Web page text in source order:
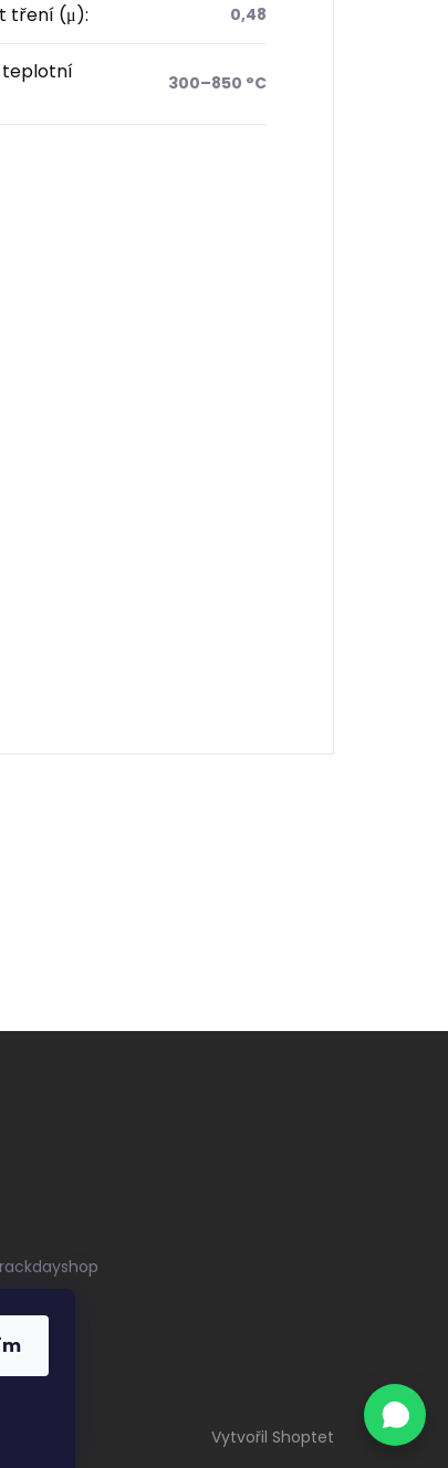
tření (μ): 0,48
teplotní
300–850 °C
Vytvořil Shoptet